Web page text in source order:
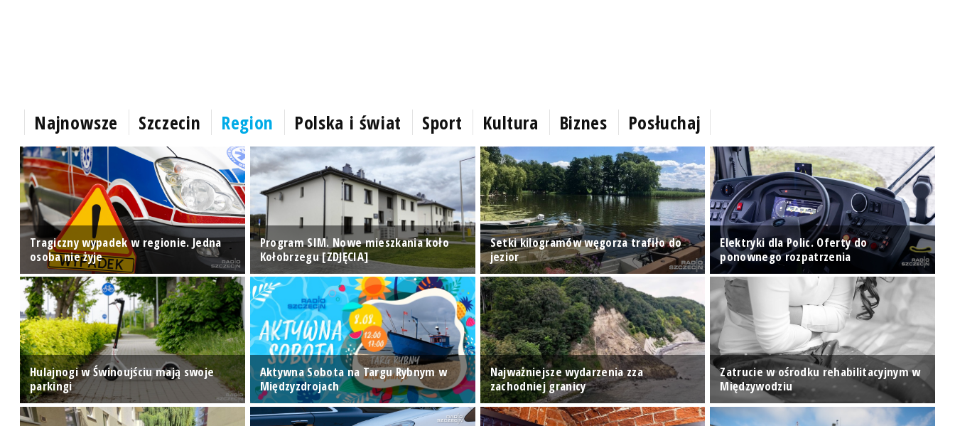
Najnowsze Szczecin Region Polska i świat Sport Kultura Biznes Posłuchaj
Tragiczny wypadek w regionie. Jedna
osoba nie żyje
Program SIM. Nowe mieszkania koło
Kołobrzegu [ZDJĘCIA]
Setki kilogramów węgorza trafiło do
jezior
Elektryki dla Polic. Oferty do
ponownego rozpatrzenia
Hulajnogi w Świnoujściu mają swoje
parkingi
Aktywna Sobota na Targu Rybnym w
Międzyzdrojach
Najważniejsze wydarzenia zza
zachodniej granicy
Zatrucie w ośrodku rehabilitacyjnym w
Międzywodziu